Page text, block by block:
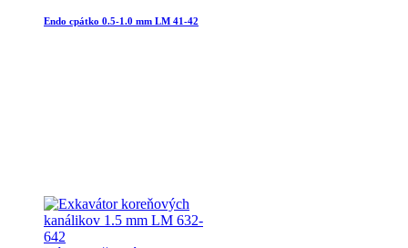
Endo cpátko 0.5-1.0 mm LM 41-42